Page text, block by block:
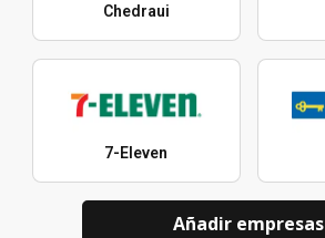
Chedraui
7-Eleven
Añadir empresas